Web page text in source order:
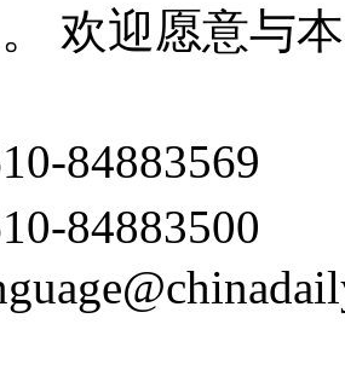
欢迎愿意与
84883569
84883500